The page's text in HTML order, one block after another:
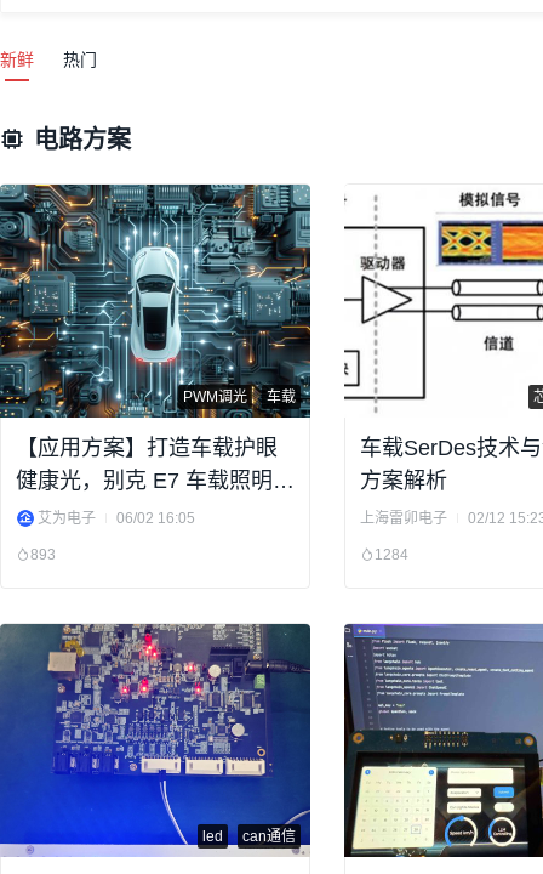
新鲜 热门
电路方案
PWM调光 车载
【应用方案】打造车载护眼
健康光，别克 E7 车载照明的
艾为方案
艾为电子 06/02 16:05
893
车载SerDes技术
方案解析
上海雷卯电子 02/12
1284
led can通信